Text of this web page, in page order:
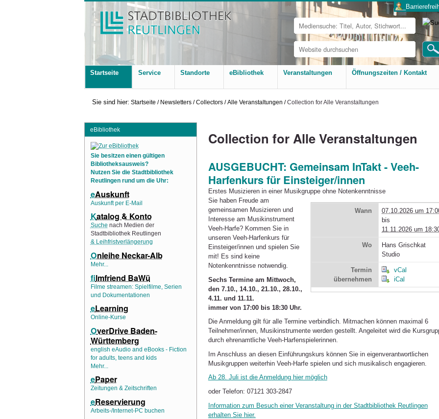
Website
durchsuchen
Erweiterte
Suche…
Startseite Service Standorte eBibliothek Veranstaltungen Öffnungszeiten / Kontakt
Sie sind hier: Startseite / Newsletters /Collectors /Alle Veranstaltungen /Collection for Alle Veranstaltungen
Collection for Alle Veranstaltungen
AUSGEBUCHT: Gemeinsam InTakt - Veeh-
Harfenkurs für Einsteiger/innen
Erstes Musizieren in einer Musikgruppe ohne Notenkenntnisse
Wann
07.10.2026 um
bis
11.11.2026 um
Wo
Hans Grischkat
Studio
Termin
übernehmen
vCal
iCal
Sie haben Freude am
gemeinsamen Musizieren und
Interesse am Musikinstrument
Veeh-Harfe? Kommen Sie in
unseren Veeh-Harfenkurs für
Einsteiger/innen und spielen Sie
mit! Es sind keine
Notenkenntnisse notwendig.
Sechs Termine am Mittwoch,
den 7.10., 14.10., 21.10., 28.10.,
4.11. und 11.11.
immer von 17:00 bis 18:30 Uhr.
Die Anmeldung gilt für alle Termine verbindlich. Mitmachen können maximal 6
Teilnehmer/innen, Musikinstrumente werden gestellt. Angeleitet wird die
durch ehrenamtliche Veeh-Harfenspielerinnen.
Im Anschluss an diesen Einführungskurs können Sie in eigenverantwortlichen
Musikgruppen weiterhin Veeh-Harfe spielen und sich musikalisch engagieren.
Ab 28. Juli ist die Anmeldung hier möglich
oder Telefon: 07121 303-2847
Information zum Besuch einer Veranstaltung in der Stadtbibliothek Reutlingen
erhalten Sie hier.
eBibliothek
Sie besitzen einen gültigen
Bibliotheksausweis?
Nutzen Sie die Stadtbibliothek
Reutlingen rund um die Uhr:
eAuskunft
Auskunft per E-Mail
Katalog & Konto
Suche nach Medien der
Stadtbibliothek Reutlingen
& Leihfristverlängerung
Onleihe Neckar-Alb
Mehr...
filmfriend BaWü
Filme streamen: Spielfilme, Serien
und Dokumentationen
eLearning
Online-Kurse
OverDrive Baden-
Württemberg
english eAudio and eBooks - Fiction
for adults, teens and kids
Mehr...
ePaper
Zeitungen & Zeitschriften
eReservierung
Arbeits-/Internet-PC buchen